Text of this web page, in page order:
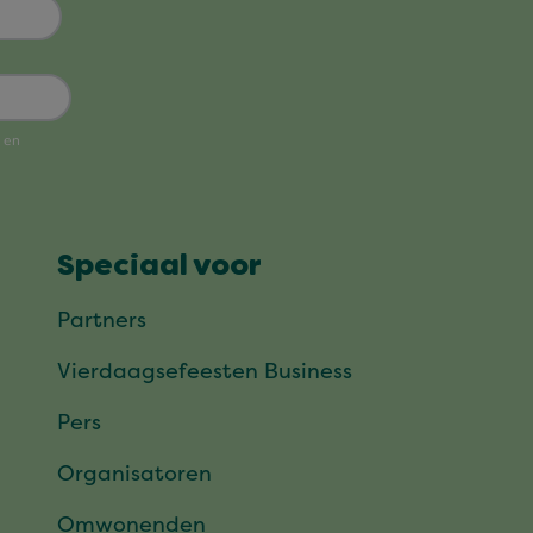
Speciaal voor
Partners
Vierdaagsefeesten Business
Pers
Organisatoren
Omwonenden